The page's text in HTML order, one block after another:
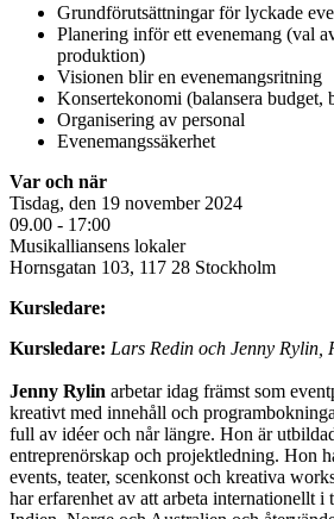
Grundförutsättningar för lyckade
Planering inför ett evenemang (val
produktion)
Visionen blir en evenemangsritning
Konsertekonomi (balansera budget,
Organisering av personal
Evenemangssäkerhet
Var och när
Tisdag, den 19 november 2024
09.00 - 17:00
Musikalliansens lokaler
Hornsgatan 103, 117 28 Stockholm
Kursledare:
Kursledare: Lars Redin och Jenny Rylin,
Jenny Rylin arbetar idag främst som
kreativt med innehåll och
full av idéer och når längre. Hon är
entreprenörskap och projektledning. Hon
events, teater, scenkonst och kreativa
har erfarenhet av att arbeta internationellt